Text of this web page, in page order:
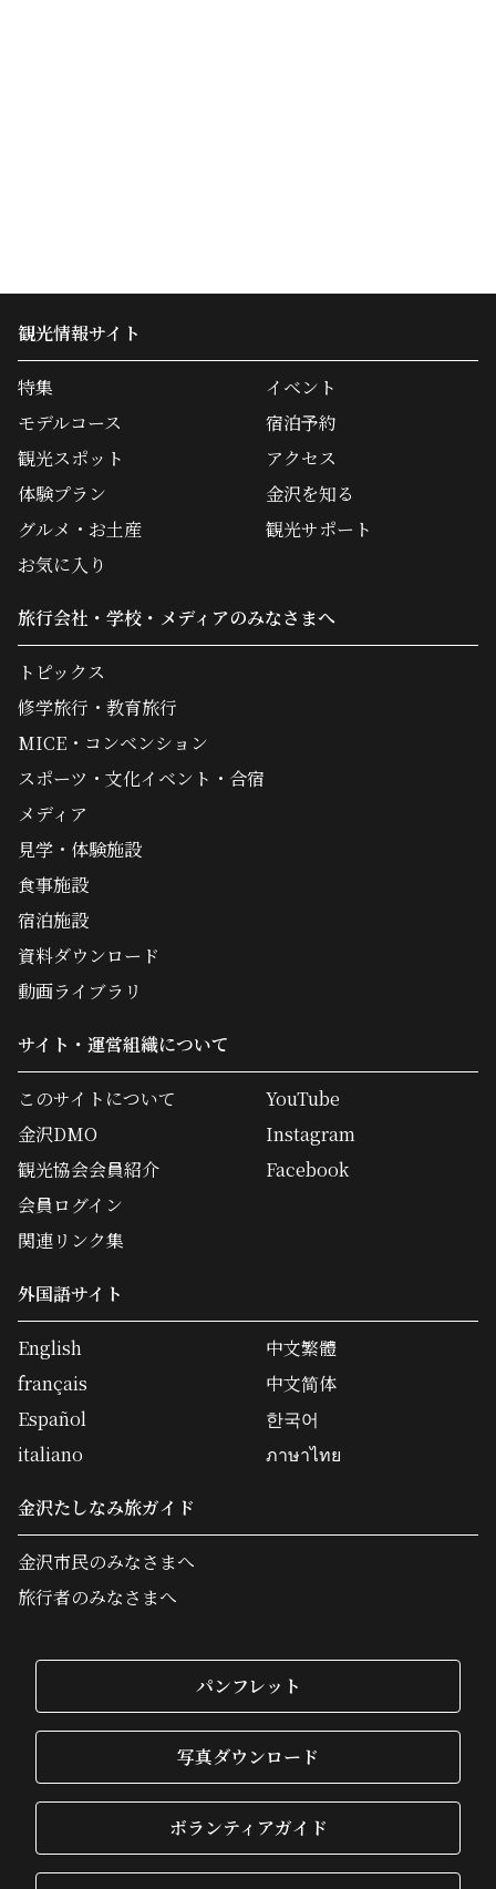
観光情報サイト
特集
モデルコース
観光スポット
体験プラン
グルメ・お土産
イベント
宿泊予約
アクセス
金沢を知る
観光サポート
お気に入り
旅行会社・学校・メディアのみなさまへ
トピックス
修学旅行・教育旅行
MICE・コンベンション
スポーツ・文化イベント・合宿
メディア
見学・体験施設
食事施設
宿泊施設
資料ダウンロード
動画ライブラリ
サイト・運営組織について
このサイトについて
金沢DMO
観光協会会員紹介
会員ログイン
関連リンク集
YouTube
Instagram
Facebook
外国語サイト
English
français
Español
italiano
中文繁體
中文简体
한국어
ภาษาไทย
金沢たしなみ旅ガイド
金沢市民のみなさまへ
旅行者のみなさまへ
パンフレット
写真ダウンロード
ボランティアガイド